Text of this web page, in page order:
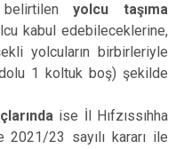
belirtilenyolcu taşıma
kabul edebileceklerine,
yolcuların birbirleriyle
1 koltuk boş) şekilde
ise İl Hıfzıssıhha
2021/23 sayılı kararı ile